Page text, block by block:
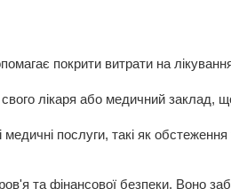
покрити витрати на
лікаря або медичний заклад,
послуги, такі як
та фінансової безпеки. Воно